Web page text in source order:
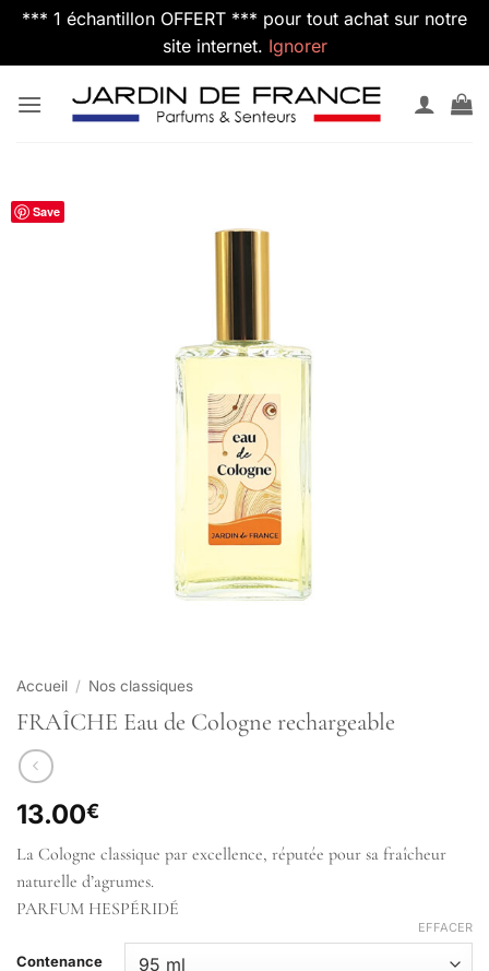
*** 1 échantillon OFFERT *** pour tout achat sur notre
site internet. Ignorer
Save
Accueil / Nos classiques
FRAÎCHE Eau de Cologne rechargeable
13.00€
La Cologne classique par excellence, réputée pour sa fraîcheur
naturelle d’agrumes.
PARFUM HESPÉRIDÉ
Contenance
EFFACER